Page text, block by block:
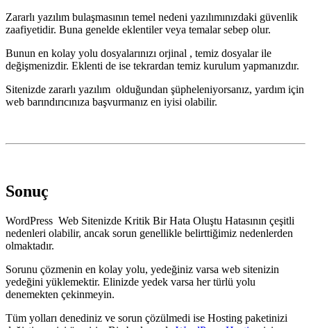
Zararlı yazılım bulaşmasının temel nedeni yazılımınızdaki güvenlik
zaafiyetidir. Buna genelde eklentiler veya temalar sebep olur.
Bunun en kolay yolu dosyalarınızı orjinal , temiz dosyalar ile
değişmenizdir. Eklenti de ise tekrardan temiz kurulum yapmanızdır.
Sitenizde zararlı yazılım olduğundan şüpheleniyorsanız, yardım için
web barındırıcınıza başvurmanız en iyisi olabilir.
Sonuç
WordPress Web Sitenizde Kritik Bir Hata Oluştu Hatasının çeşitli
nedenleri olabilir, ancak sorun genellikle belirttiğimiz nedenlerden
olmaktadır.
Sorunu çözmenin en kolay yolu, yedeğiniz varsa web sitenizin
yedeğini yüklemektir. Elinizde yedek varsa her türlü yolu
denemekten çekinmeyin.
Tüm yolları denediniz ve sorun çözülmedi ise Hosting paketinizi